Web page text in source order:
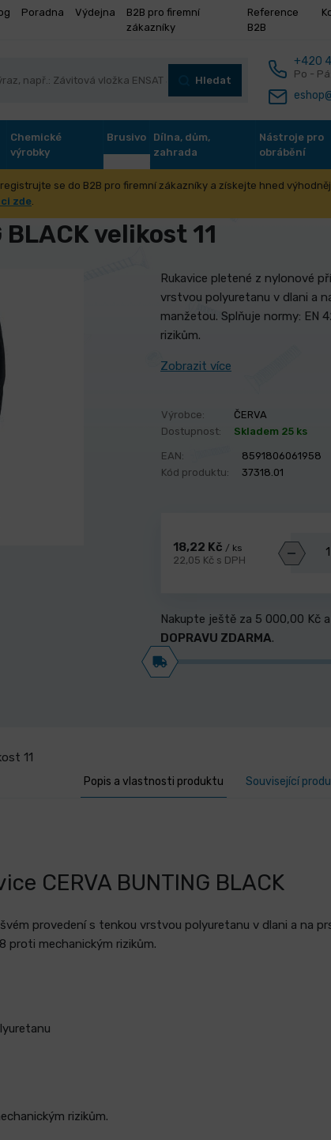
Poradna Výdejna
B2B pro firemní
zákazníky
Reference
B2B
Hledat
+420
Po -
Chemické
výrobky
Brusivo
Dílna, dům,
zahrada
Nástroje pro
obrábění
se do B2B pro firemní zákazníky a získejte hned
zde.
pomůcky
velikost 11
Rukavice pletené z nylonové
vrstvou polyuretanu v dlani a
manžetou. Splňuje normy: EN
rizikům.
Zobrazit více
Výrobce:
ČERVA
Dostupnost:
Skladem 25 ks
EAN:
8591806061958
Kód produktu:
37318.01
18,22 Kč / ks
22,05 Kč s DPH
Nakupte ještě za 5 000,00 Kč
DOPRAVU ZDARMA.
11
Popis a vlastnosti produktu Související
CERVA BUNTING BLACK
provedení s tenkou vrstvou polyuretanu v dlani a na
proti mechanickým rizikům.
rizikům.